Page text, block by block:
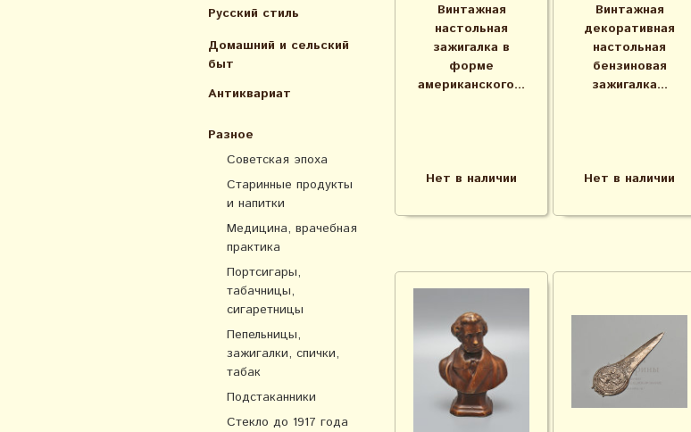
Русский стиль
Домашний и сельский
быт
Антиквариат
Разное
Советская эпоха
Старинные продукты
и напитки
Медицина, врачебная
практика
Портсигары,
табачницы,
сигаретницы
Пепельницы,
зажигалки, спички,
табак
Подстаканники
Стекло до 1917 года
Винтажная
настольная
зажигалка в
форме
американского...
Нет в наличии
Винтажная
декоративная
настольная
бензиновая
зажигалка...
Нет в наличии